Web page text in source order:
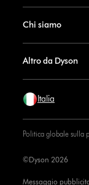
Chi siamo
Altro da Dyson
Italia
Politica globale sulla
Messaggio
©Dyson 2026